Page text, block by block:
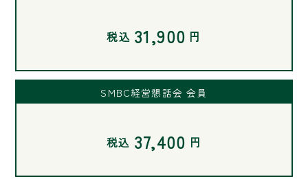
税込 31,900 円
SMBC経営懇話会 会員
税込 37,400 円